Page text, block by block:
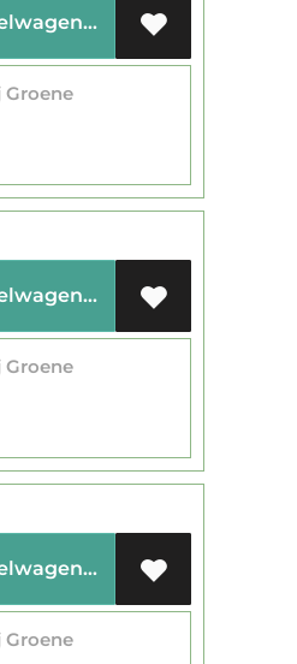
Toevoegen aan winkelwagen
Groene
Toevoegen aan winkelwagen
Groene
Toevoegen aan winkelwagen
Groene